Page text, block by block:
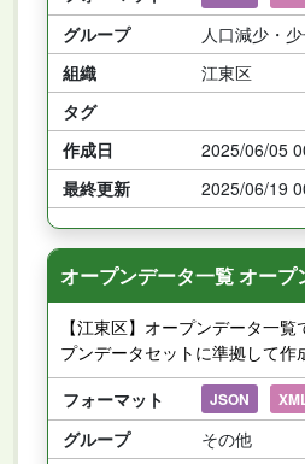
グループ
人口減少・
組織
江東区
タグ
作成日
2025/06/05
最終更新
2025/06/19
オープンデータ一覧 オープ
【江東区】オープンデータ一
プンデータセットに準拠して作
フォーマット
JSON
グループ
その他